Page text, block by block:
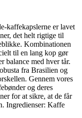
kaffekapslerne er lavet
det helt rigtige til
Kombinationen
til en lang kop gør
balance med hver tår.
fra Brasilien og
Gennem vores
og deres
for at sikre, at de får
Ingredienser: Kaffe